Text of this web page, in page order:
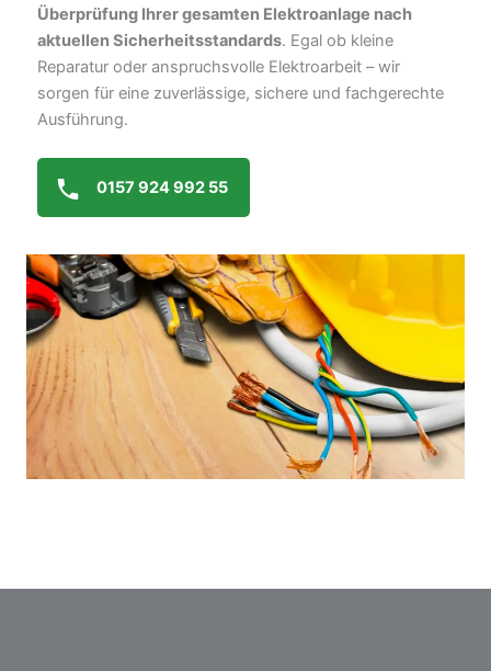
Überprüfung Ihrer gesamten Elektroanlage nach
aktuellen Sicherheitsstandards. Egal ob kleine
Reparatur oder anspruchsvolle Elektroarbeit – wir
sorgen für eine zuverlässige, sichere und fachgerechte
Ausführung.
0157 924 992 55